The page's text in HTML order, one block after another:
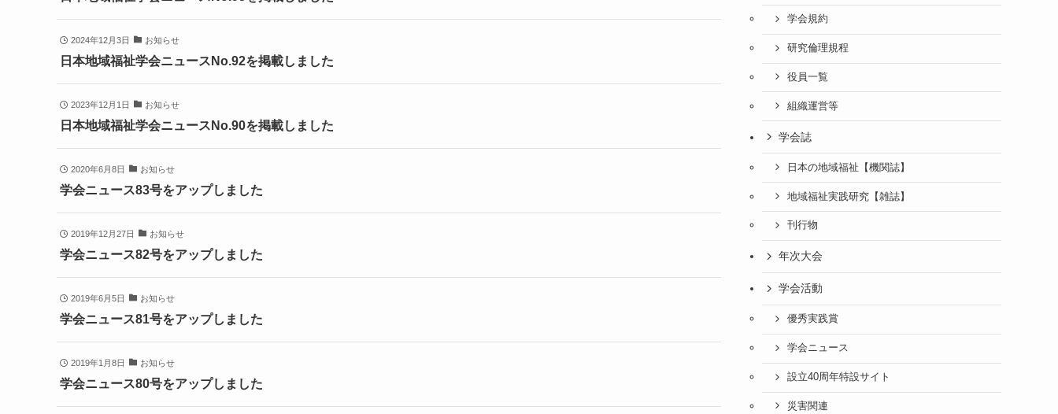
2024年12月3日 お知らせ
日本地域福祉学会ニュースNo.92を掲載しました
2023年12月1日 お知らせ
日本地域福祉学会ニュースNo.90を掲載しました
2020年6月8日 お知らせ
学会ニュース83号をアップしました
2019年12月27日 お知らせ
学会ニュース82号をアップしました
2019年6月5日 お知らせ
学会ニュース81号をアップしました
2019年1月8日 お知らせ
学会ニュース80号をアップしました
学会規約
研究倫理規程
役員一覧
組織運営等
学会誌
日本の地域福祉【機関誌】
地域福祉実践研究【雑誌】
刊行物
年次大会
学会活動
優秀実践賞
学会ニュース
設立40周年特設サイト
災害関連